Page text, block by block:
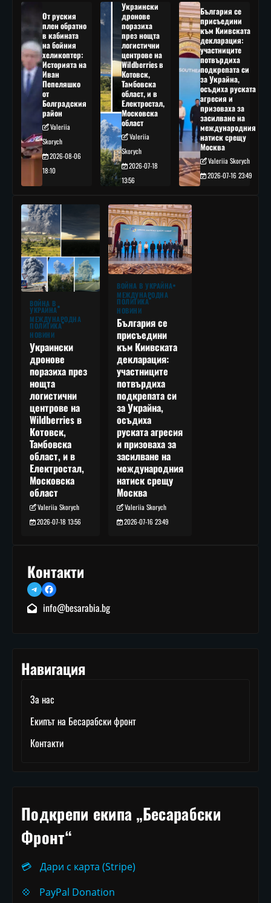
От руския
плен обратно
в кабината
на бойния
хеликоптер:
Историята на
Иван
Пепеляшко
от
Болградския
район
Valeriia
Skorych
2026-08-06
18:10
Украински
дронове
поразиха
през нощта
логистични
центрове на
Wildberries в
Котовск,
Тамбовска
област, и в
Електростал,
Московска
област
Valeriia
Skorych
2026-07-18
13:56
България се
присъедини
към Киивската
декларация:
участниците
потвърдиха
подкрепата си
за Украйна,
осъдиха руската
агресия и
призоваха за
засилване на
международния
натиск срещу
Москва
Valeriia Skorych
2026-07-16 23:49
ВОЙНА В
УКРАЙНА
МЕЖДУНАРОДНА
ПОЛИТИКА
НОВИНИ
Украински
дронове
поразиха през
нощта
логистични
центрове на
Wildberries в
Котовск,
Тамбовска
област, и в
Електростал,
Московска
област
Valeriia Skorych
2026-07-18 13:56
ВОЙНА В УКРАЙНА
МЕЖДУНАРОДНА
ПОЛИТИКА
НОВИНИ
България се
присъедини
към Киивската
декларация:
участниците
потвърдиха
подкрепата си
за Украйна,
осъдиха
руската агресия
и призоваха за
засилване на
международния
натиск срещу
Москва
Valeriia Skorych
2026-07-16 23:49
Контакти
TelegramFacebook
info@besarabia.bg
Навигация
За нас
Екипът на Бесарабски фронт
Контакти
Подкрепи екипа „Бесарабски
Фронт“
💳
Дари с карта (Stripe)
💠
PayPal Donation